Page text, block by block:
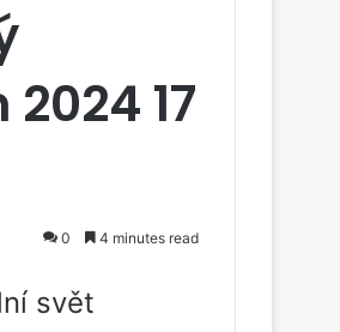
17
0 4 minutes read
svět